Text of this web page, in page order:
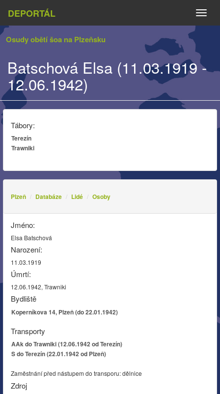
DEPORTÁL
Osudy obětí šoa na Plzeňsku
Batschová Elsa (11.03.1919 -
12.06.1942)
Tábory:
Terezín
Trawniki
Plzeň Databáze Lidé Osoby
Jméno:
Elsa Batschová
Narození:
11.03.1919
Úmrtí:
12.06.1942, Trawniki
Bydliště
Koperníkova 14, Plzeň (do 22.01.1942)
Transporty
AAk do Trawniki (12.06.1942 od Terezín)
S do Terezín (22.01.1942 od Plzeň)
Zaměstnání před nástupem do transporu: dělnice
Zdroj